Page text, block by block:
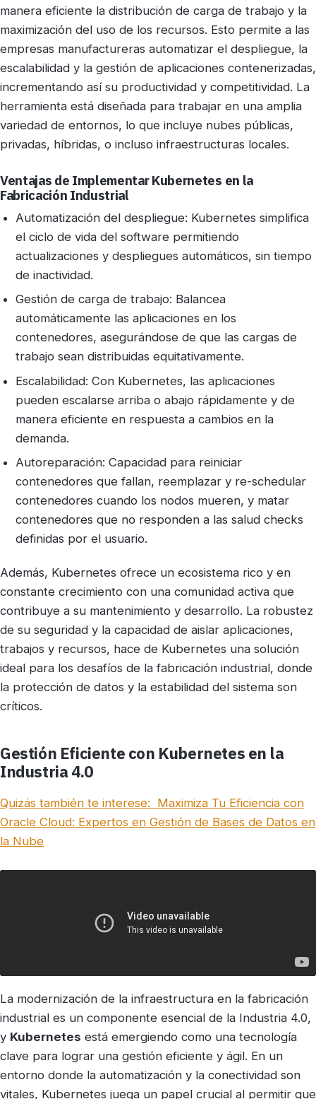
manera eficiente la distribución de carga de trabajo y la
maximización del uso de los recursos. Esto permite a las
empresas manufactureras automatizar el despliegue, la
escalabilidad y la gestión de aplicaciones contenerizadas,
incrementando así su productividad y competitividad. La
herramienta está diseñada para trabajar en una amplia
variedad de entornos, lo que incluye nubes públicas,
privadas, híbridas, o incluso infraestructuras locales.
Ventajas de Implementar Kubernetes en la
Fabricación Industrial
Automatización del despliegue: Kubernetes simplifica
el ciclo de vida del software permitiendo
actualizaciones y despliegues automáticos, sin tiempo
de inactividad.
Gestión de carga de trabajo: Balancea
automáticamente las aplicaciones en los
contenedores, asegurándose de que las cargas de
trabajo sean distribuidas equitativamente.
Escalabilidad: Con Kubernetes, las aplicaciones
pueden escalarse arriba o abajo rápidamente y de
manera eficiente en respuesta a cambios en la
demanda.
Autoreparación: Capacidad para reiniciar
contenedores que fallan, reemplazar y re-schedular
contenedores cuando los nodos mueren, y matar
contenedores que no responden a las salud checks
definidas por el usuario.
Además, Kubernetes ofrece un ecosistema rico y en
constante crecimiento con una comunidad activa que
contribuye a su mantenimiento y desarrollo. La robustez
de su seguridad y la capacidad de aislar aplicaciones,
trabajos y recursos, hace de Kubernetes una solución
ideal para los desafíos de la fabricación industrial, donde
la protección de datos y la estabilidad del sistema son
críticos.
Gestión Eficiente con Kubernetes en la
Industria 4.0
Quizás también te interese: Maximiza Tu Eficiencia con
Oracle Cloud: Expertos en Gestión de Bases de Datos en
la Nube
La modernización de la infraestructura en la fabricación
industrial es un componente esencial de la Industria 4.0,
y Kubernetes está emergiendo como una tecnología
clave para lograr una gestión eficiente y ágil. En un
entorno donde la automatización y la conectividad son
vitales, Kubernetes juega un papel crucial al permitir que